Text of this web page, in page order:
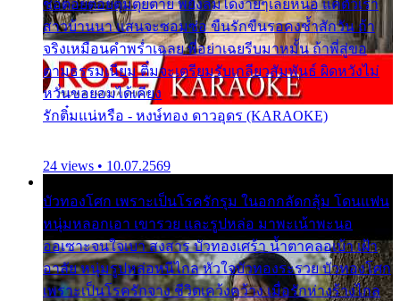
ชื่อต๋อยต้อยตุ้มตุ๋ยต่าย พี่ยังลืมได้ง่ายๆเลยหนอ แค่ตัวเรา
สาวบ้านนา แสนจะซอมซ่อ ขืนรักขืนรอคงช้ำสักวัน ถ้า
จริงเหมือนคำพร่ำเฉลย พี่อย่าเฉยรีบมาหมั้น ถ้าพี่สู่ขอ
ตามธรรมเนียม ติ๋มจะเตรียมรับเกลียวสัมพันธ์ ผิดหวังไม่
หวั่นขอยอมได้เคียง
รักติ๋มแน่หรือ - หงษ์ทอง ดาวอุดร (KARAOKE)
24 views • 10.07.2569
บัวทองโศก เพราะเป็นโรครักรุม ในอกกลัดกลุ้ม โดนแฟน
หนุ่มหลอกเอา เขารวย และรูปหล่อ มาพะเน้าพะนอ
ออเซาะจนใจเบา สงสาร บัวทองเศร้า น้ำตาคลอเบ้า เฝ้า
อาลัย หนุ่มรูปหล่อหนีไกล หัวใจบัวทองระรวย บัวทองโศก
เพราะเป็นโรครักจาง ชีวิตเคว้งคว้าง เมื่อรักห่างร้างไกล